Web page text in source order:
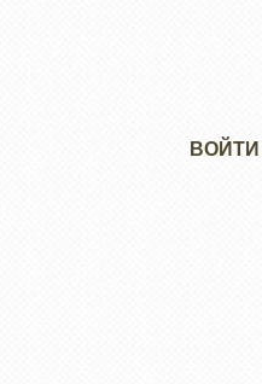
ВОЙТИ